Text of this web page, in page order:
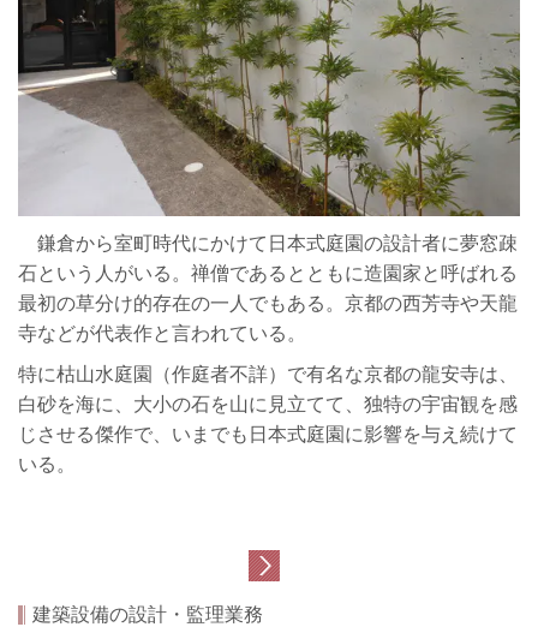
鎌倉から室町時代にかけて日本式庭園の設計者に夢窓疎
石という人がいる。禅僧であるとともに造園家と呼ばれる
最初の草分け的存在の一人でもある。京都の西芳寺や天龍
寺などが代表作と言われている。
特に枯山水庭園（作庭者不詳）で有名な京都の龍安寺は、
白砂を海に、大小の石を山に見立てて、独特の宇宙観を感
じさせる傑作で、いまでも日本式庭園に影響を与え続けて
いる。
建築設備の設計・監理業務